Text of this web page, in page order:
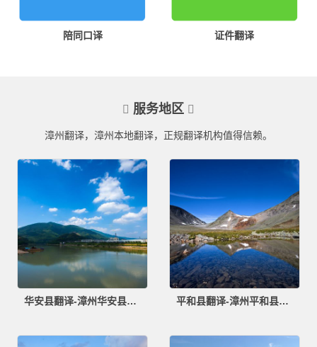
陪同口译 证件翻译
服务地区
漳州翻译，漳州本地翻译，正规翻译机构值得信赖。
华安县翻译-漳州华安县翻译公司 平和县翻译-漳州平和县翻译公司